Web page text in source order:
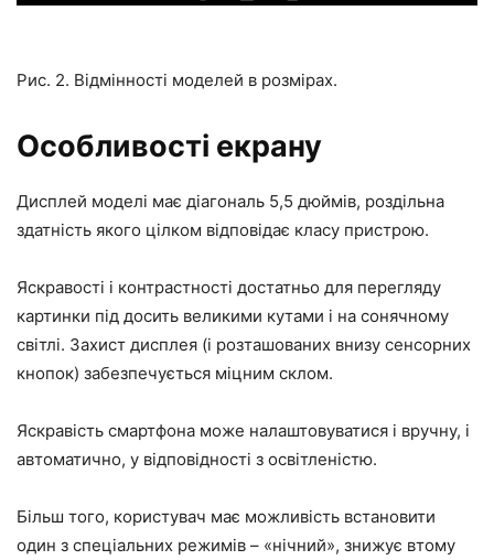
Рис. 2. Відмінності моделей в розмірах.
Особливості екрану
Дисплей моделі має діагональ 5,5 дюймів, роздільна
здатність якого цілком відповідає класу пристрою.
Яскравості і контрастності достатньо для перегляду
картинки під досить великими кутами і на сонячному
світлі. Захист дисплея (і розташованих внизу сенсорних
кнопок) забезпечується міцним склом.
Яскравість смартфона може налаштовуватися і вручну, і
автоматично, у відповідності з освітленістю.
Більш того, користувач має можливість встановити
один з спеціальних режимів – «нічний», знижує втому